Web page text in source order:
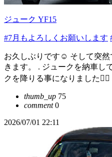
ジューク YF15
#7月もよろしくお願いします
お久しぶりです☺️ そして突
きます。 . ジュークを納車し
クを降りる事になりました🙇‍♀️
thumb_up 75
comment0
2026/07/01 22:11